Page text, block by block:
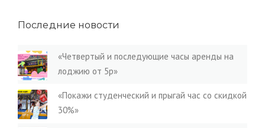
Последние новости
«Четвертый и последующие часы аренды на
лоджию от 5р»
«Покажи студенческий и прыгай час со скидкой
30%»